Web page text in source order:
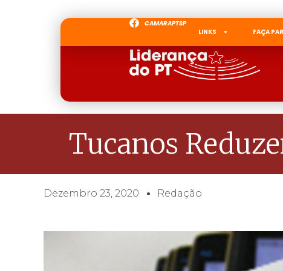
CAMARAPTSP
LINKS
FAÇA
Tucanos
Dezembro 23, 2020 Redação